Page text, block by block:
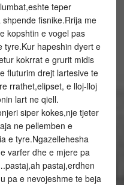
teper
fisnike.Rrija me
kopshtin e vogel pas
tyre.Kur hapeshin dyert e
kokrrat e grurit midis
fluturim drejt lartesive te
rrathet,elipset, e lloj-lloj
lart ne qiell.
siper kokes,nje tjeter
ne pellemben e
e tyre.Ngazellehesha
varfer dhe e mjere pa
pastaj,erdhen
pa e nevojeshme te beja